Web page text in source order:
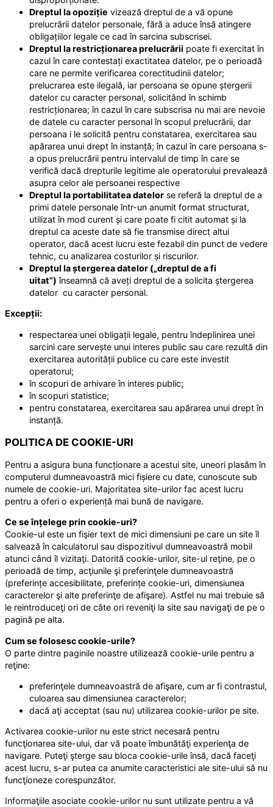
Dreptul la opoziție vizează dreptul de a vă opune
prelucrării datelor personale, fără a aduce însă atingere
obligațiilor legale ce cad în sarcina subscrisei.
Dreptul la restricționarea prelucrării poate fi exercitat în
cazul în care contestați exactitatea datelor, pe o perioadă
care ne permite verificarea corectitudinii datelor;
prelucrarea este ilegală, iar persoana se opune ștergerii
datelor cu caracter personal, solicitând în schimb
restricționarea; în cazul în care subscrisa nu mai are nevoie
de datele cu caracter personal în scopul prelucrării, dar
persoana i le solicită pentru constatarea, exercitarea sau
apărarea unui drept în instanță; în cazul în care persoana s-
a opus prelucrării pentru intervalul de timp în care se
verifică dacă drepturile legitime ale operatorului prevalează
asupra celor ale persoanei respective
Dreptul la portabilitatea datelor se referă la dreptul de a
primi datele personale într-un anumit format structurat,
utilizat în mod curent și care poate fi citit automat și la
dreptul ca aceste date să fie transmise direct altui
operator, dacă acest lucru este fezabil din punct de vedere
tehnic, cu analizarea costurilor și riscurilor.
Dreptul la ștergerea datelor („dreptul de a fi
uitat”) înseamnă că aveți dreptul de a solicita ștergerea
datelor cu caracter personal.
Excepții:
respectarea unei obligații legale, pentru îndeplinirea unei
sarcini care servește unui interes public sau care rezultă din
exercitarea autorității publice cu care este investit
operatorul;
în scopuri de arhivare în interes public;
în scopuri statistice;
pentru constatarea, exercitarea sau apărarea unui drept în
instanță.
POLITICA DE COOKIE-URI
Pentru a asigura buna funcționare a acestui site, uneori plasăm în
computerul dumneavoastră mici fișiere cu date, cunoscute sub
numele de cookie-uri. Majoritatea site-urilor fac acest lucru
pentru a oferi o experiență mai bună de navigare.
Ce se înțelege prin cookie-uri?
Cookie-ul este un fişier text de mici dimensiuni pe care un site îl
salvează în calculatorul sau dispozitivul dumneavoastră mobil
atunci când îl vizitaţi. Datorită cookie-urilor, site-ul reţine, pe o
perioadă de timp, acţiunile şi preferinţele dumneavoastră
(preferințe accesibilitate, preferințe cookie-uri, dimensiunea
caracterelor şi alte preferinţe de afişare). Astfel nu mai trebuie să
le reintroduceţi ori de câte ori reveniţi la site sau navigaţi de pe o
pagină pe alta.
Cum se folosesc cookie-urile?
O parte dintre paginile noastre utilizează cookie-urile pentru a
reţine:
preferinţele dumneavoastră de afişare, cum ar fi contrastul,
culoarea sau dimensiunea caracterelor;
dacă aţi acceptat (sau nu) utilizarea cookie-urilor pe site.
Activarea cookie-urilor nu este strict necesară pentru
funcţionarea site-ului, dar vă poate îmbunătăţi experienţa de
navigare. Puteţi şterge sau bloca cookie-urile însă, dacă faceţi
acest lucru, s-ar putea ca anumite caracteristici ale site-ului să nu
funcţioneze corespunzător.
Informaţiile asociate cookie-urilor nu sunt utilizate pentru a vă